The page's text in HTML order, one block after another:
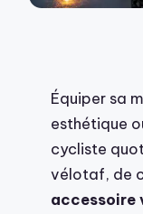
Équiper sa
esthétique
cycliste
vélotaf, de
accessoire